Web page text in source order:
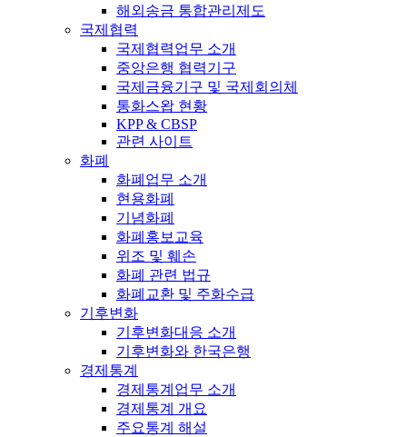
해외송금 통합관리제도
국제협력
국제협력업무 소개
중앙은행 협력기구
국제금융기구 및 국제회의체
통화스왑 현황
KPP & CBSP
관련 사이트
화폐
화폐업무 소개
현용화폐
기념화폐
화폐홍보교육
위조 및 훼손
화폐 관련 법규
화폐교환 및 주화수급
기후변화
기후변화대응 소개
기후변화와 한국은행
경제통계
경제통계업무 소개
경제통계 개요
주요통계 해설